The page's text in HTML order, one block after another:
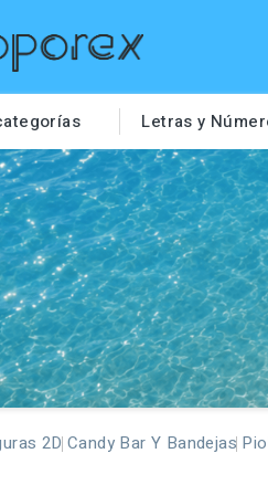
Letras y
2D Candy Bar Y Bandejas